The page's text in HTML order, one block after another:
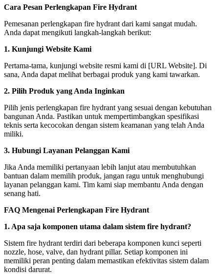
Cara Pesan Perlengkapan Fire Hydrant
Pemesanan perlengkapan fire hydrant dari kami sangat mudah.
Anda dapat mengikuti langkah-langkah berikut:
1. Kunjungi Website Kami
Pertama-tama, kunjungi website resmi kami di [URL Website]. Di
sana, Anda dapat melihat berbagai produk yang kami tawarkan.
2. Pilih Produk yang Anda Inginkan
Pilih jenis perlengkapan fire hydrant yang sesuai dengan kebutuhan
bangunan Anda. Pastikan untuk mempertimbangkan spesifikasi
teknis serta kecocokan dengan sistem keamanan yang telah Anda
miliki.
3. Hubungi Layanan Pelanggan Kami
Jika Anda memiliki pertanyaan lebih lanjut atau membutuhkan
bantuan dalam memilih produk, jangan ragu untuk menghubungi
layanan pelanggan kami. Tim kami siap membantu Anda dengan
senang hati.
FAQ Mengenai Perlengkapan Fire Hydrant
1. Apa saja komponen utama dalam sistem fire hydrant?
Sistem fire hydrant terdiri dari beberapa komponen kunci seperti
nozzle, hose, valve, dan hydrant pillar. Setiap komponen ini
memiliki peran penting dalam memastikan efektivitas sistem dalam
kondisi darurat.